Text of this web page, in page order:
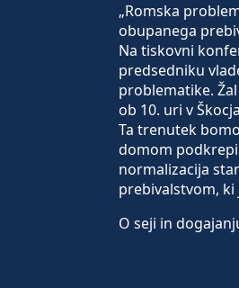
„Romska
obupanega
Na tiskovni
predsedniku
problematike.
ob 10. uri v
Ta trenutek
domom
normalizacija
prebivalstvom,
O seji in